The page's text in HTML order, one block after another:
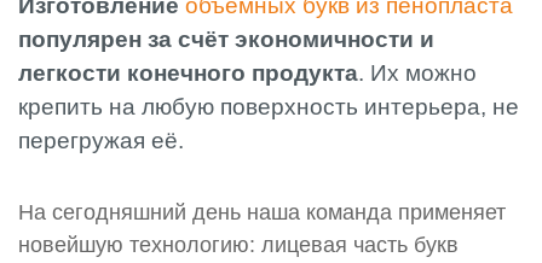
популярен за счёт экономичности и
легкости конечного продукта. Их можно
крепить на любую поверхность интерьера, не
перегружая её.
На сегодняшний день наша команда применяет
новейшую технологию: лицевая часть букв